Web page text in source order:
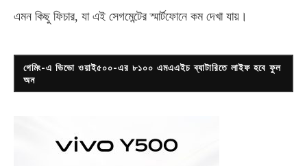
এমন কিছু ফিচার, যা এই সেগমেন্টের স্মার্টফোনে কম দেখা যায়।
গেমিং-এ ভিভো ওয়াই৫০০-এর ৮১০০ এমএএইচ ব্যাটারিতে লাইফ হবে ফুল
অন